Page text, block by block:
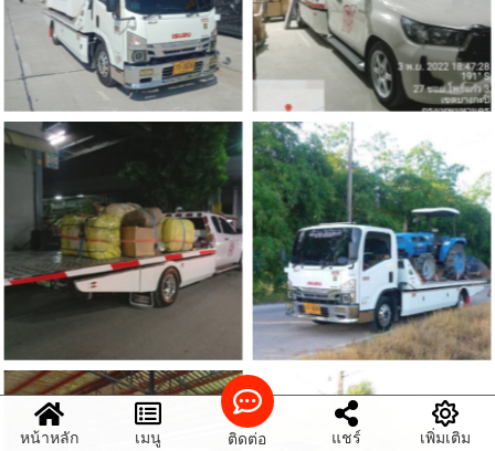
หน้าหลัก เมนู ติดต่อ แชร์ เพิ่มเติม